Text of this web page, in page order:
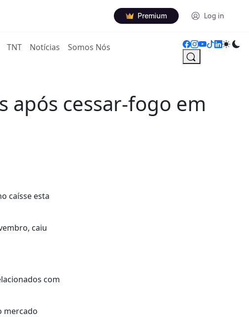
Premium Log in
TNT Notícias Somos Nós
após cessar-fogo em
caísse esta
caiu
com
mercado